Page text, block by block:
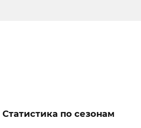
Статистика по сезонам